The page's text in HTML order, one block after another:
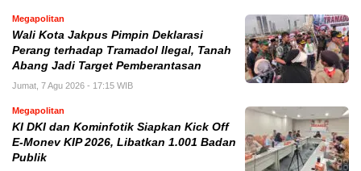
Megapolitan
Wali Kota Jakpus Pimpin Deklarasi
Perang terhadap Tramadol Ilegal, Tanah
Abang Jadi Target Pemberantasan
Jumat, 7 Agu 2026 - 17:15 WIB
Megapolitan
KI DKI dan Kominfotik Siapkan Kick Off
E-Monev KIP 2026, Libatkan 1.001 Badan
Publik